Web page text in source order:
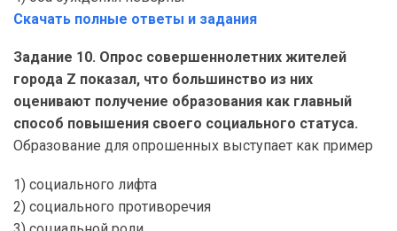
Скачать полные ответы и задания
Задание 10. Опрос совершеннолетних жителей
города Z показал, что большинство из них
оценивают получение образования как главный
способ повышения своего социального статуса.
Образование для опрошенных выступает как пример
1) социального лифта
2) социального противоречия